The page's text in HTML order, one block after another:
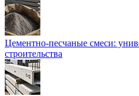
Цементно-песчаные смеси:
строительства